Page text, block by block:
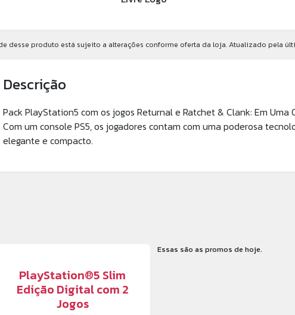
desse produto está sujeito a alterações conforme oferta da loja. Atualizado pela
Descrição
Pack PlayStation5 com os jogos Returnal e Ratchet & Clank: Em Uma
Com um console PS5, os jogadores contam com uma poderosa
elegante e compacto.
PlayStation®5 Slim
Edição Digital com 2
Jogos
Essas são as promos de hoje.